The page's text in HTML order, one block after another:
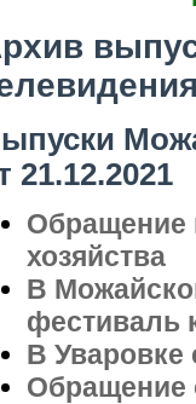
21.12.2021
Обращение
хозяйства
В
фестиваль
В Уваровке
Обращение